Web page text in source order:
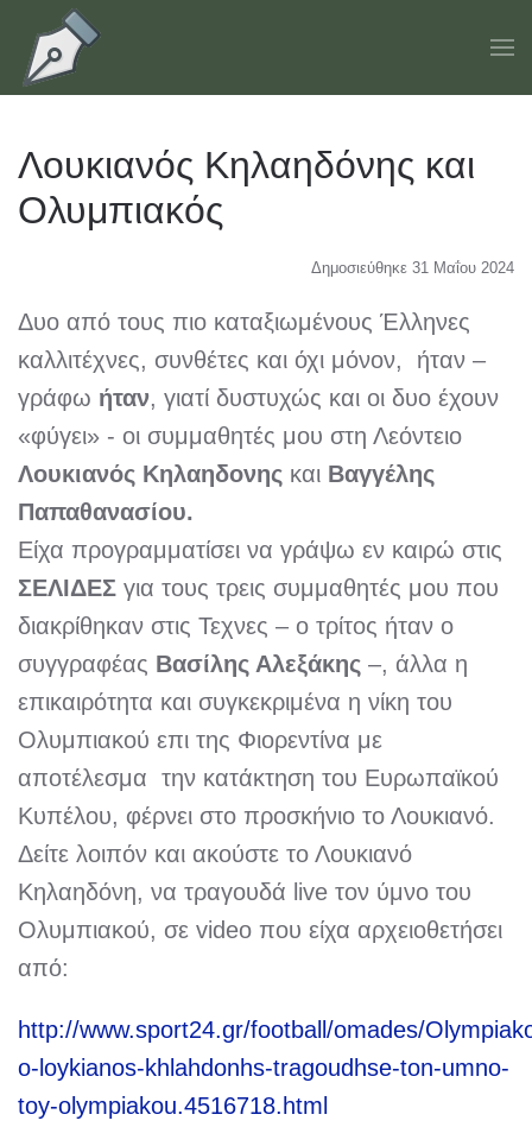
Skip to main content
Λουκιανός Κηλαηδόνης και
Ολυμπιακός
Δημοσιεύθηκε 31 Μαΐου 2024
Δυο από τους πιο καταξιωμένους Έλληνες
καλλιτέχνες, συνθέτες και όχι μόνον, ήταν –
γράφω ήταν, γιατί δυστυχώς και οι δυο έχουν
«φύγει» - οι συμμαθητές μου στη Λεόντειο
Λουκιανός Κηλαηδονης και Βαγγέλης
Παπαθανασίου.
Είχα προγραμματίσει να γράψω εν καιρώ στις
ΣΕΛΙΔΕΣ για τους τρεις συμμαθητές μου που
διακρίθηκαν στις Τεχνες – ο τρίτος ήταν ο
συγγραφέας Βασίλης Αλεξάκης –, άλλα η
επικαιρότητα και συγκεκριμένα η νίκη του
Ολυμπιακού επι της Φιορεντίνα με
αποτέλεσμα την κατάκτηση του Ευρωπαϊκού
Κυπέλου, φέρνει στο προσκήνιο το Λουκιανό.
Δείτε λοιπόν και ακούστε το Λουκιανό
Κηλαηδόνη, να τραγουδά live τον ύμνο του
Ολυμπιακού, σε video που είχα αρχειοθετήσει
από:
http://www.sport24.gr/football/omades/
o-loykianos-khlahdonhs-tragoudhse-ton-umno-
toy-olympiakou.4516718.html